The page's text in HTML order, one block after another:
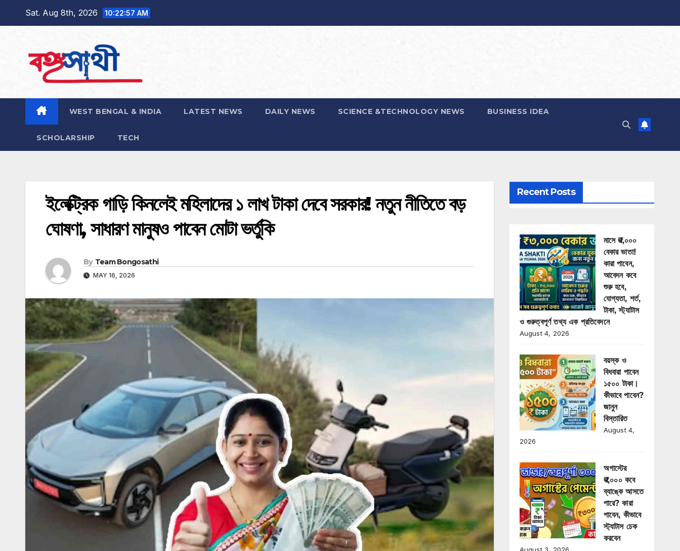
Sat. Aug 8th, 2026 10:22:58 AM
WEST BENGAL & INDIA LATEST NEWS DAILY NEWS SCIENCE &TECHNOLOGY NEWS BUSINESS IDEA
SCHOLARSHIP TECH
ইলেক্ট্রিক গাড়ি কিনলেই মহিলাদের ১ লাখ টাকা দেবে সরকার! নতুন নীতিতে বড়
ঘোষণা, সাধারণ মানুষও পাবেন মোটা ভর্তুকি
By Team Bongosathi
MAY 16, 2026
Recent Posts
মাসে ₹৩,০০০
বেকার ভাতা!
কারা পাবেন,
আবেদন কবে
শুরু হবে,
যোগ্যতা, শর্ত,
টাকা, স্ট্যাটাস
ও গুরুত্বপূর্ণ তথ্য এক প্রতিবেদনে
August 4, 2026
বয়স্ক ও
বিধবারা পাবেন
১৫০০ টাকা।
কীভাবে পাবেন?
জানুন
বিস্তারিত
August 4,
2026
অগাস্টের
₹৩,০০০ কবে
ব্যাঙ্কে আসতে
পারে? কারা
পাবেন, কীভাবে
স্ট্যাটাস চেক
করবেন